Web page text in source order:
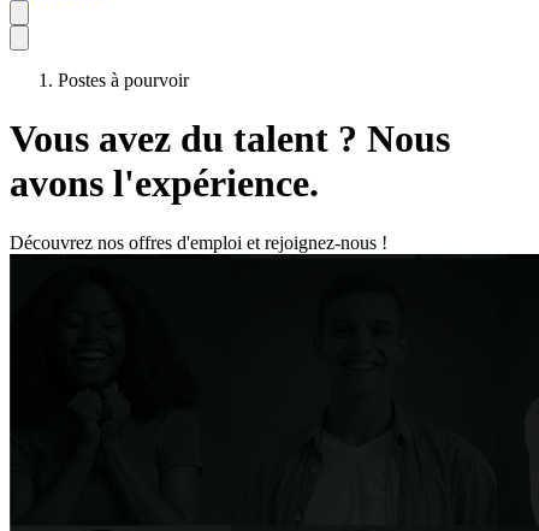
Postes à pourvoir
Vous avez du talent ? Nous
avons l'expérience.
Découvrez nos offres d'emploi et rejoignez-nous !